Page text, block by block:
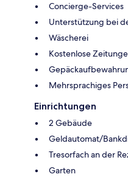
Concierge-Services
Unterstützung bei
Wäscherei
Kostenlose
Mehrsprachiges
Einrichtungen
2 Gebäude
Geldautomat/
Tresorfach an der
Garten